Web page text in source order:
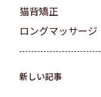
猫背矯正
ロングマッサージ
新しい記事